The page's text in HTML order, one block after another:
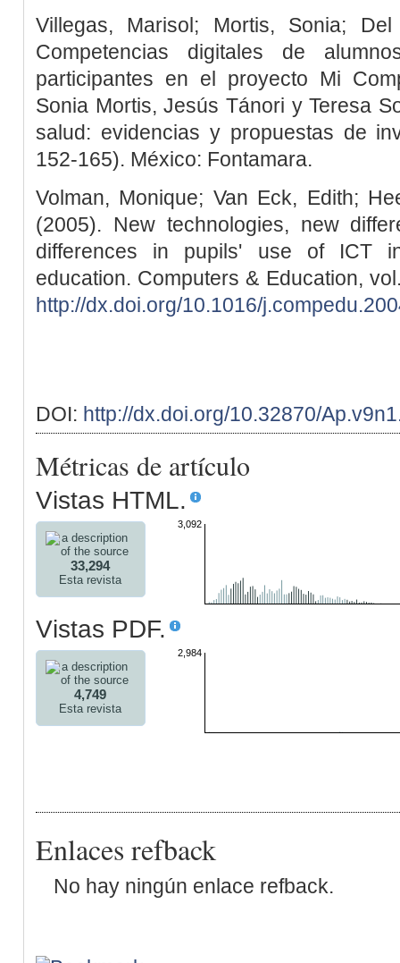
Villegas, Marisol; Mortis, Sonia;
Competencias digitales de
participantes en el proyecto Mi
Sonia Mortis, Jesús Tánori y Teresa
salud: evidencias y propuestas de
152-165). México: Fontamara.
Volman, Monique; Van Eck, Edith;
(2005). New technologies, new
differences in pupils' use of ICT
education. Computers & Education,
http://dx.doi.org/10.1016/
DOI: http://dx.doi.org/10.32870/
Métricas de artículo
Vistas HTML.
33,294
Esta revista
3,092
Vistas PDF.
4,749
Esta revista
2,984
Enlaces refback
No hay ningún enlace refback.